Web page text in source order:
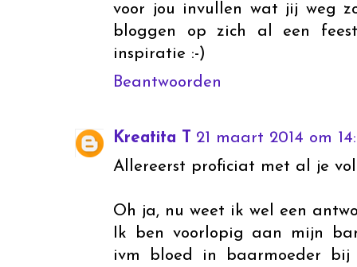
voor jou invullen wat jij weg
bloggen op zich al een
inspiratie :-)
Beantwoorden
Kreatita T 21 maart 2014 om
Allereerst proficiat met al je
Oh ja, nu weet ik wel een
Ik ben voorlopig aan mijn
ivm bloed in baarmoeder bij